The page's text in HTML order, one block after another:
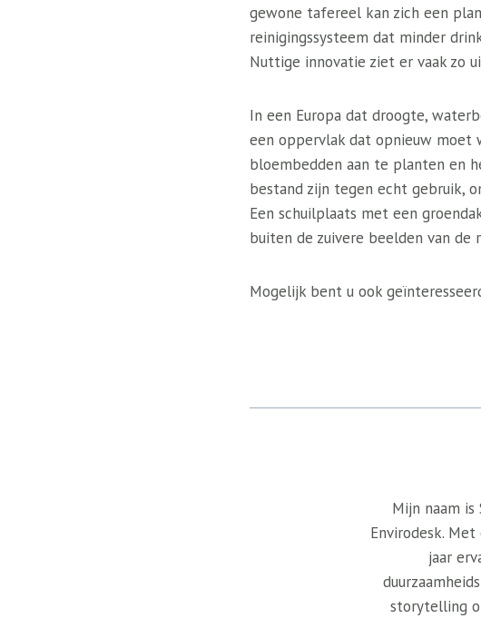
gewone tafereel kan zich een
reinigingssysteem dat minder
Nuttige innovatie ziet er vaak zo
In een Europa dat droogte,
een oppervlak dat opnieuw moet
bloembedden aan te planten en
bestand zijn tegen echt gebruik,
Een schuilplaats met een
buiten de zuivere beelden van de
Mogelijk bent u ook
Mijn naam
Envirodesk.
jaar
storytelling